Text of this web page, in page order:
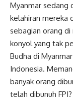
Myanmar sedang
kelahiran mereka
sebagian orang
konyol yang tak
Budha di
Indonesia.
banyak orang
telah dibunuh FPI?